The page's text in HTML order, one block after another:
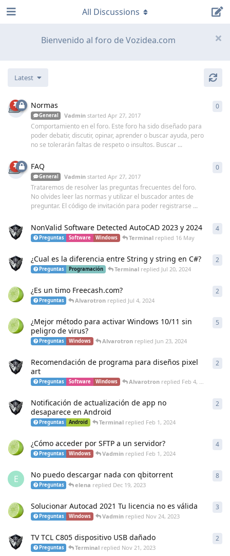
Bienvenido al foro de Vozidea.com
All Discussions
Latest
Normas
General Vadmin startedApr 27, 2017
Comportamiento en el foro. Este foro ha sido diseñado para
poder debatir, discutir, opinar, aprender o buscar ayuda, pero
no se tolerarán faltas de respeto o insultos. Buscar ...
0
FAQ
General Vadmin startedApr 27, 2017
Trataremos de resolver las preguntas frecuentes del foro.
No olvides leer las normas y utilizar el buscador antes de
preguntar. El código de invitación para poder registrarse ...
0
NonValid Software Detected AutoCAD 2023 y 2024
Preguntas Software Windows Terminal replied 16 May
4
¿Cual es la diferencia entre String y string en C#?
Preguntas Programación Terminalreplied Jul 20, 2024
2
¿Es un timo Freecash.com?
Preguntas Alvarotron replied Jul 4, 2024
2
¿Mejor método para activar Windows 10/11 sin
peligro de virus?
Preguntas Windows Alvarotronreplied Jun 23, 2024
5
Recomendación de programa para diseños pixel
art
Preguntas Software Windows Alvarotron replied Feb 4, 2024
2
Notificación de actualización de app no
desaparece en Android
Preguntas Android Terminalreplied Feb 1, 2024
2
¿Cómo acceder por SFTP a un servidor?
Preguntas Windows Vadminreplied Feb 1, 2024
4
E No puedo descargar nada con qbitorrent
Preguntas elena replied Dec 19, 2023
8
Solucionar Autocad 2021 Tu licencia no es válida
Preguntas Windows Vadminreplied Nov 24, 2023
3
TV TCL C805 dispositivo USB dañado
Preguntas Terminal replied Nov 21, 2023
2